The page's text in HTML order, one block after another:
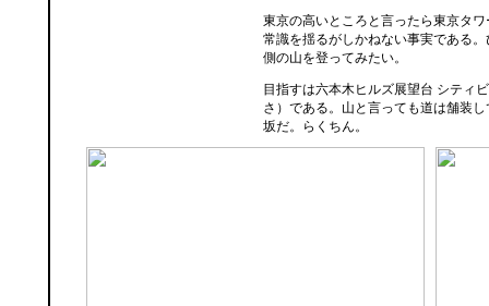
東京の高いところと言ったら東京タ
常識を揺るがしかねない事実である
側の山を登ってみたい。
目指すは六本木ヒルズ展望台 シティ
さ）である。山と言っても道は舗装
坂だ。らくちん。